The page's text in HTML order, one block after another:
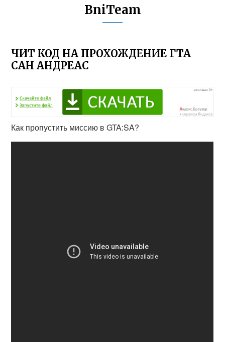
BniTeam
ЧИТ КОД НА ПРОХОЖДЕНИЕ ГТА
САН АНДРЕАС
Как пропустить миссию в GTA:SA?